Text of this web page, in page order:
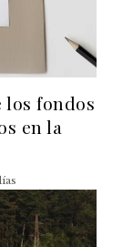
los fondos
en la